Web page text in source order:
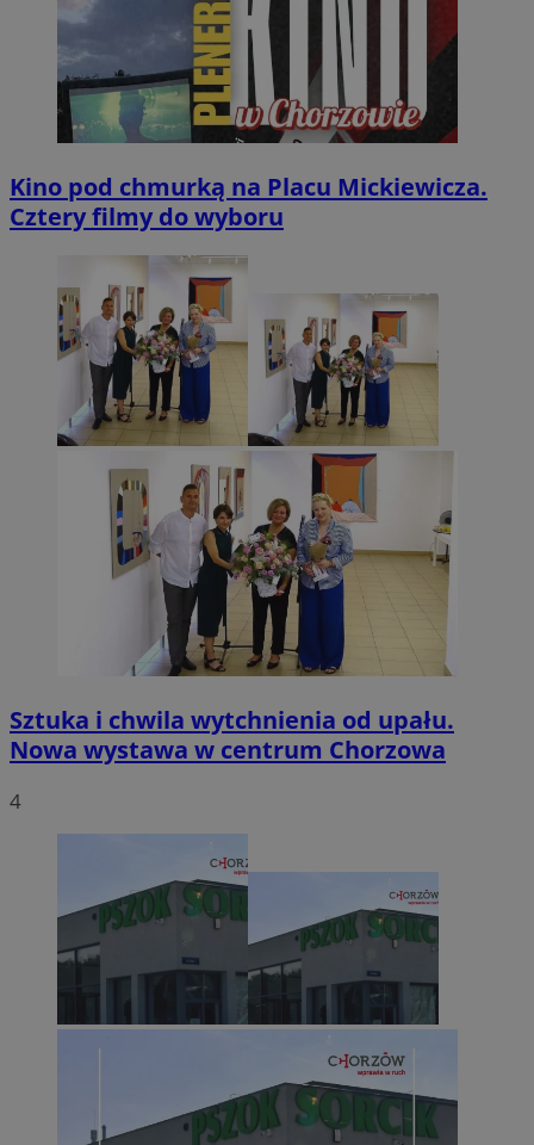
Kino pod chmurką na Placu Mickiewicza.
Cztery filmy do wyboru
Sztuka i chwila wytchnienia od upału.
Nowa wystawa w centrum Chorzowa
4